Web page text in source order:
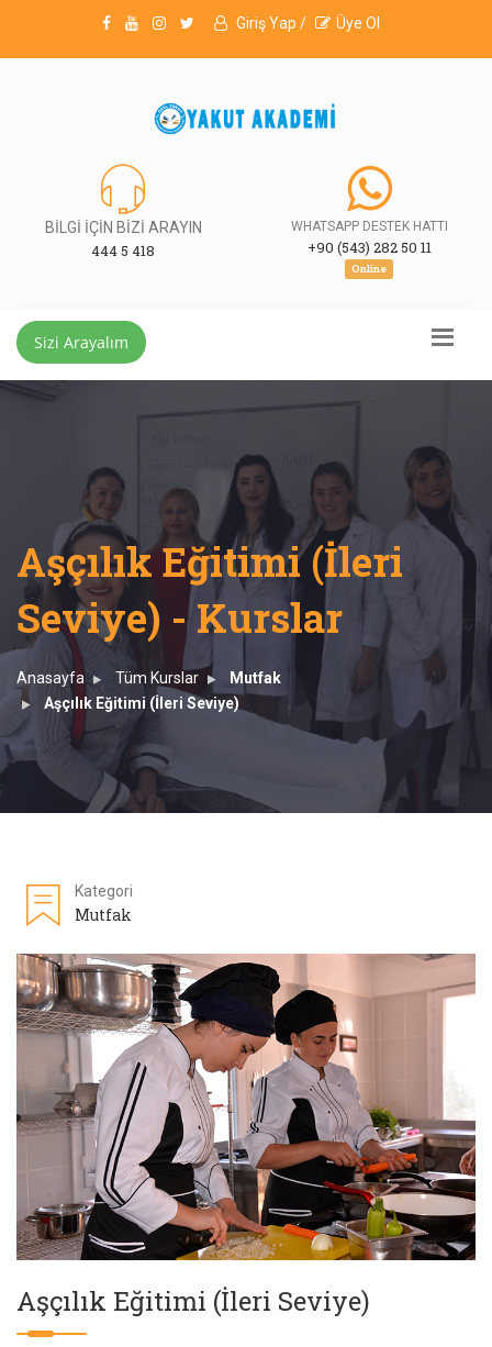
Giriş Yap / Üye Ol
BİLGİ İÇİN BİZİ ARAYIN
444 5 418
WHATSAPP DESTEK HATTI
+90 (543) 282 50 11
Online
Sizi Arayalım
Aşçılık Eğitimi (İleri
Seviye) - Kurslar
Anasayfa Tüm Kurslar
Mutfak
Aşçılık Eğitimi (İleri Seviye)
Kategori
Mutfak
Aşçılık Eğitimi (İleri Seviye)